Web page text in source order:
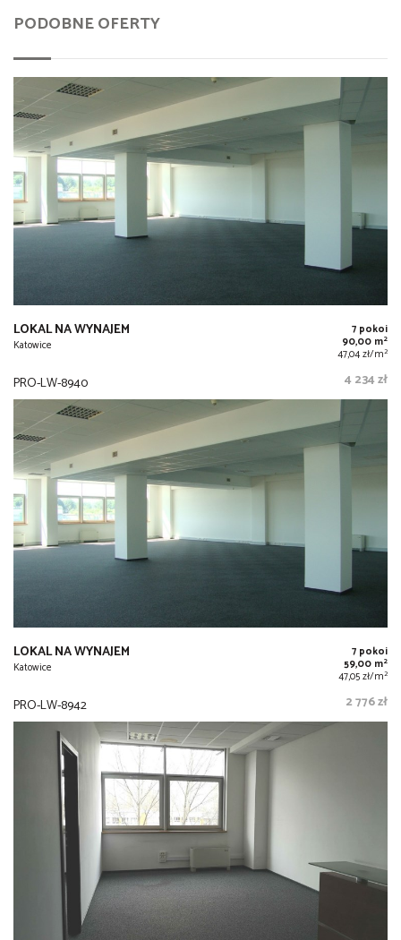
PODOBNE OFERTY
LOKAL NA WYNAJEM
Katowice
7 pokoi
90,00 m2
47,04 zł/m2
PRO-LW-8940 4 234 zł
LOKAL NA WYNAJEM
Katowice
7 pokoi
59,00 m2
47,05 zł/m2
PRO-LW-8942 2 776 zł